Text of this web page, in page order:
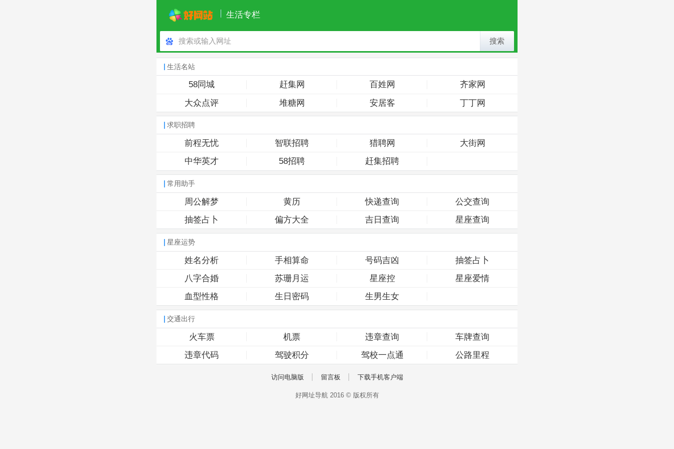
生活专栏
搜索
生活名站
58同城 赶集网 百姓网
齐家网
大众点评
堆糖网 安居客 丁丁网
求职招聘
前程无忧 智联招聘 猎聘网
大街网
中华英才
58招聘 赶集招聘
常用助手
周公解梦 黄历 快递查询
公交查询
抽签占卜
偏方大全 吉日查询 星座查询
星座运势
姓名分析 手相算命 号码吉凶
抽签占卜
八字合婚
苏珊月运 星座控
星座爱情
血型性格
生日密码 生男生女
交通出行
火车票 机票 违章查询
车牌查询
违章代码
驾驶积分 驾校一点通 公路里程
访问电脑版 留言板 下载手机客户端
好网址导航 2016 © 版权所有